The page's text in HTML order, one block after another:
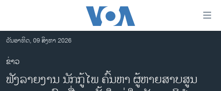
ເຂົ້າ
ຫາ
ຂ້າມ
ຂ້າມ
ອາເມຣິກາ
ວັນອາທິດ, 09 ສິງຫາ 2026
ຂ່າວ
ຟັງລາຍງານ ນັກກູ້ໄພ ຄົ້ນຫາ ຜູ້ຫາຍສາບສູນ